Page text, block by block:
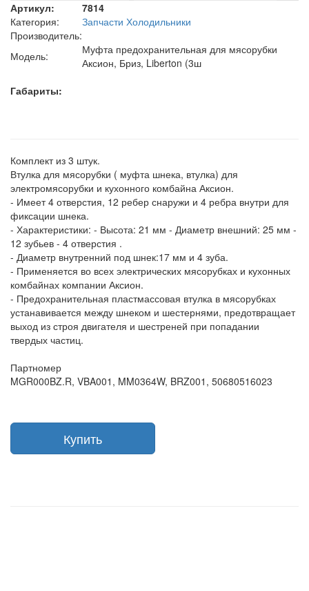
Артикул:
7814
Категория:
Запчасти Холодильники
Производитель:
Модель:
Муфта предохранительная для мясорубки
Аксион, Бриз, Liberton (3ш
Габариты:
Комплект из 3 штук.
Втулка для мясорубки ( муфта шнека, втулка) для
электромясорубки и кухонного комбайна Аксион.
- Имеет 4 отверстия, 12 ребер снаружи и 4 ребра внутри для
фиксации шнека.
- Характеристики: - Высота: 21 мм - Диаметр внешний: 25 мм -
12 зубьев - 4 отверстия .
- Диаметр внутренний под шнек:17 мм и 4 зуба.
- Применяется во всех электрических мясорубках и кухонных
комбайнах компании Аксион.
- Предохранительная пластмассовая втулка в мясорубках
устанавивается между шнеком и шестернями, предотвращает
выход из строя двигателя и шестреней при попадании
твердых частиц.
Партномер
MGR000BZ.R, VBA001, MM0364W, BRZ001, 50680516023